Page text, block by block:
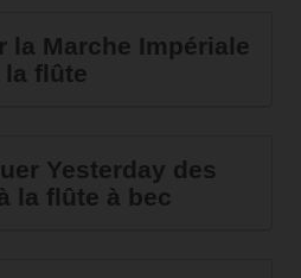
la Marche Impériale
la flûte
Yesterday des
la flûte à bec